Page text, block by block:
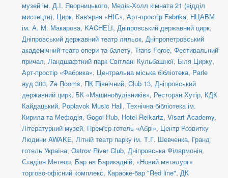
музей ім. Д.І. Яворницького, Медіа-Холл кімната 21 (відділ
мистецтв), Цирк, Кав'ярня «НІС», Арт-простір Fabrika, НЦАВМ
ім. А. М. Макарова, KACHELI, Дніпровський державний цирк,
Дніпровський державний театр ляльок, Дніпропетровський
академічний театр опери та балету, Trans Force, Фестивальний
причал, Ландшафтний парк Світлані Кульбашної, Біля Цирку,
Арт-простір «Фабрика», Центральна міська бібліотека, Parle
ауд 303, Ze Rooms, ПК Північний, Club 13, Дніпровський
державний цирк, БК «Машинобудівників», Ресторан Хутір, КДК
Кайдацький, Poplavok Music Hall, Технічна бібліотека ім.
Кирила та Мефодія, Gogol Hub, Hotel Reikartz, Visart Academy,
Літературний музей, Прем'єр-готель «Абрі», Центр Розвитку
Людини AWAKE, Літній театр парку ім. Т.Г. Шевченка, Гранд
готель Україна, Ostrov River Club, Дніпровська Філармонія,
Стадіон Метеор, Бар на Барикадній, «Новий металург»
торгово-офісний комплекс, Караоке-бар "Red line", ДК